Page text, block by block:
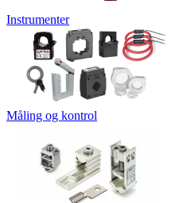
Instrumenter
Måling og kontrol